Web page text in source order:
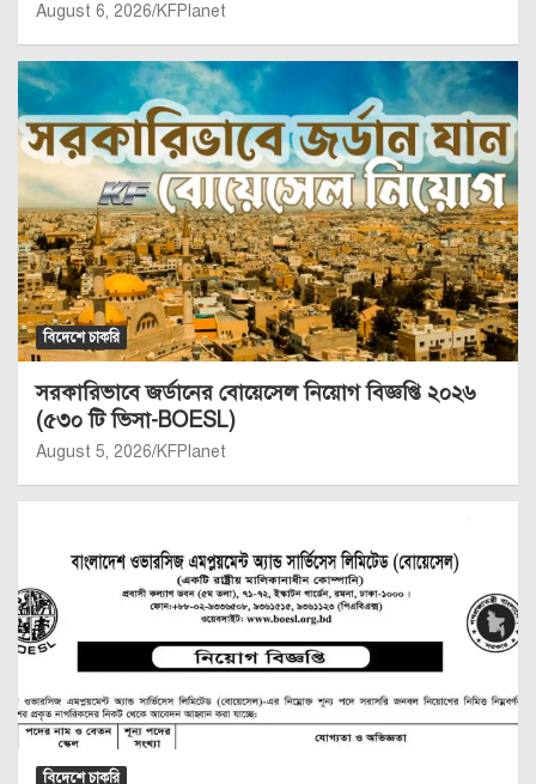
August 6, 2026 KFPlanet
বিদেশে চাকরি
সরকারিভাবে জর্ডানের বোয়েসেল নিয়োগ বিজ্ঞপ্তি ২০২৬
(৫৩০ টি ভিসা-BOESL)
August 5, 2026 KFPlanet
বিদেশে চাকরি